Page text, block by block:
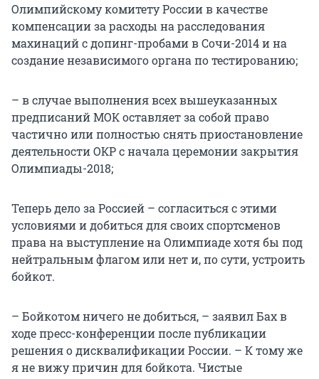
Олимпийскому комитету России в качестве
компенсации за расходы на расследования
махинаций с допинг-пробами в Сочи-2014 и на
создание независимого органа по тестированию;
– в случае выполнения всех вышеуказанных
предписаний МОК оставляет за собой право
частично или полностью снять приостановление
деятельности ОКР с начала церемонии закрытия
Олимпиады-2018;
Теперь дело за Россией – согласиться с этими
условиями и добиться для своих спортсменов
права на выступление на Олимпиаде хотя бы под
нейтральным флагом или нет и, по сути, устроить
бойкот.
– Бойкотом ничего не добиться, – заявил Бах в
ходе пресс-конференции после публикации
решения о дисквалификации России. – К тому же
я не вижу причин для бойкота. Чистые